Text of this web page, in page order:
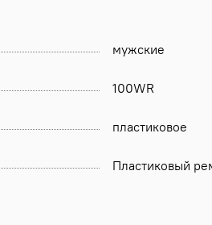
мужские
100WR
пластиковое
Пластиковый